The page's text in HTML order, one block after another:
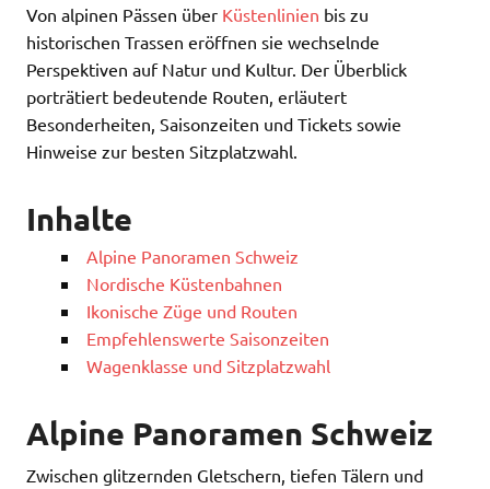
Von alpinen Pässen über Küstenlinien bis zu
historischen Trassen eröffnen sie wechselnde
Perspektiven auf Natur und Kultur. Der Überblick
porträtiert bedeutende Routen, erläutert
Besonderheiten, Saisonzeiten und Tickets sowie
Hinweise zur besten Sitzplatzwahl.
Inhalte
Alpine Panoramen Schweiz
Nordische Küstenbahnen
Ikonische Züge und Routen
Empfehlenswerte Saisonzeiten
Wagenklasse und Sitzplatzwahl
Alpine Panoramen Schweiz
Zwischen glitzernden Gletschern, tiefen Tälern und